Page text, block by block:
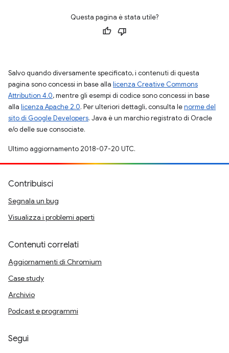
Questa pagina è stata utile?
Salvo quando diversamente specificato, i contenuti di questa
pagina sono concessi in base alla licenza Creative Commons
Attribution 4.0, mentre gli esempi di codice sono concessi in base
alla licenza Apache 2.0. Per ulteriori dettagli, consulta lenorme del
sito di Google Developers. Java è un marchio registrato di Oracle
e/o delle sue consociate.
Ultimo aggiornamento 2018-07-20 UTC.
Contribuisci
Segnala un bug
Visualizza i problemi aperti
Contenuti correlati
Aggiornamenti di Chromium
Case study
Archivio
Podcast e programmi
Segui